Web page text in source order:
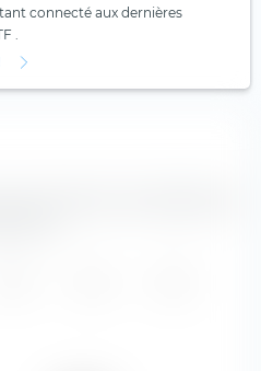
connecté aux dernières
.